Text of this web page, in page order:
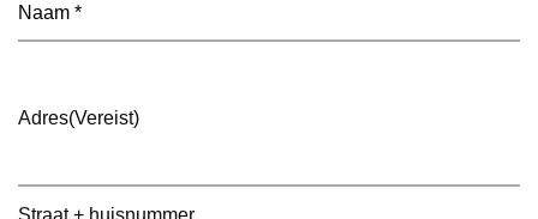
Adres(Vereist)
Straat + huisnummer